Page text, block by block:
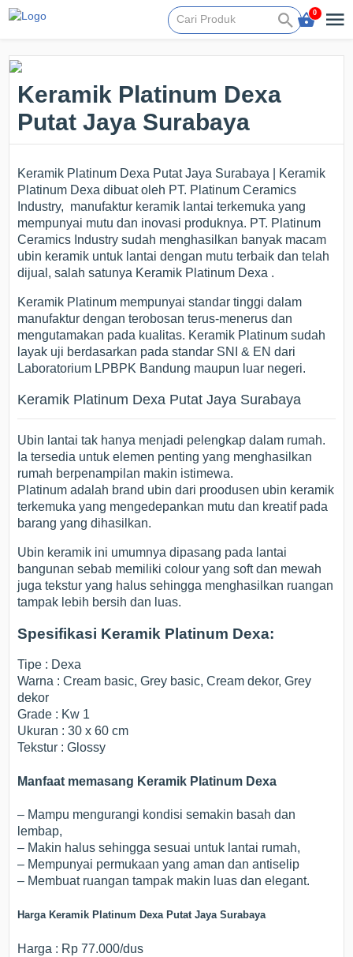
0
Keramik Platinum Dexa
Putat Jaya Surabaya
Keramik Platinum Dexa Putat Jaya Surabaya | Keramik
Platinum Dexa dibuat oleh PT. Platinum Ceramics
Industry, manufaktur keramik lantai terkemuka yang
mempunyai mutu dan inovasi produknya. PT. Platinum
Ceramics Industry sudah menghasilkan banyak macam
ubin keramik untuk lantai dengan mutu terbaik dan telah
dijual, salah satunya Keramik Platinum Dexa .
Keramik Platinum mempunyai standar tinggi dalam
manufaktur dengan terobosan terus-menerus dan
mengutamakan pada kualitas. Keramik Platinum sudah
layak uji berdasarkan pada standar SNI & EN dari
Laboratorium LPBPK Bandung maupun luar negeri.
Keramik Platinum Dexa Putat Jaya Surabaya
Ubin lantai tak hanya menjadi pelengkap dalam rumah.
Ia tersedia untuk elemen penting yang menghasilkan
rumah berpenampilan makin istimewa.
Platinum adalah brand ubin dari proodusen ubin keramik
terkemuka yang mengedepankan mutu dan kreatif pada
barang yang dihasilkan.
Ubin keramik ini umumnya dipasang pada lantai
bangunan sebab memiliki colour yang soft dan mewah
juga tekstur yang halus sehingga menghasilkan ruangan
tampak lebih bersih dan luas.
Spesifikasi Keramik Platinum Dexa:
Tipe : Dexa
Warna : Cream basic, Grey basic, Cream dekor, Grey
dekor
Grade : Kw 1
Ukuran : 30 x 60 cm
Tekstur : Glossy
Manfaat memasang Keramik Platinum Dexa
– Mampu mengurangi kondisi semakin basah dan
lembap,
– Makin halus sehingga sesuai untuk lantai rumah,
– Mempunyai permukaan yang aman dan antiselip
– Membuat ruangan tampak makin luas dan elegant.
Harga Keramik Platinum Dexa Putat Jaya Surabaya
Harga : Rp 77.000/dus